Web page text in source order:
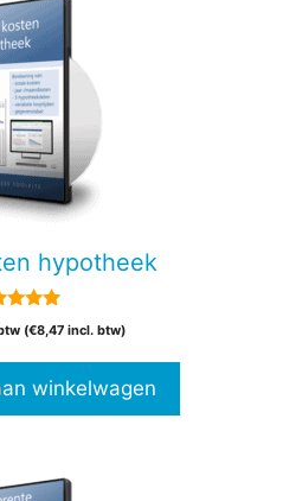
hypotheek
5.00
5
(€8,47incl. btw)
winkelwagen